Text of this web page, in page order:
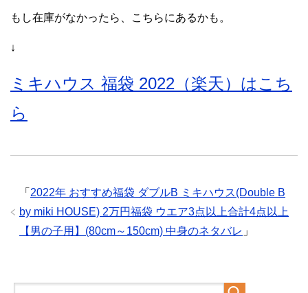
もし在庫がなかったら、こちらにあるかも。
↓
ミキハウス 福袋 2022（楽天）はこち
ら
「 2022年 おすすめ福袋 ダブルB ミキハウス(Double B
by miki HOUSE) 2万円福袋 ウエア3点以上合計4点以上
【男の子用】(80cm～150cm) 中身のネタバレ 」